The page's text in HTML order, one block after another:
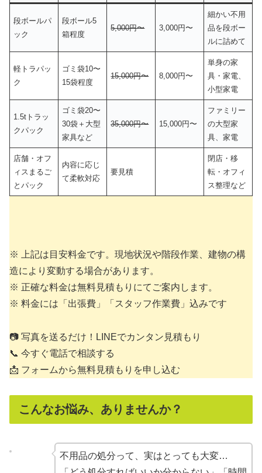
段ボールパ
ック
段ボール5
箱程度
5,000円〜 3,000円〜
細かい不用
品を段ボー
ルに詰めて
軽トラパッ
ク
ゴミ袋10〜
15袋程度
15,000円〜 8,000円〜
単身の家
具・家電、
小型家電
1.5tトラッ
クパック
ゴミ袋20〜
30袋＋大型
家具など
35,000円〜 15,000円〜
ファミリー
の大型家
具、家電
店舗・オフ
ィスまるご
とパック
内容に応じ
て柔軟対応
要見積
閉店・移
転・オフィ
ス整理など
※ 上記は目安料金です。現地状況や階段作業、建物の構
造により変動する場合があります。
※ 正確な料金は無料見積もりにてご案内します。
※ 料金には「出張費」「スタッフ作業費」込みです
📷 写真を送るだけ！LINEでカンタン見積もり
📞 今すぐ電話で相談する
📩 フォームから無料見積もりを申し込む
こんなお悩み、ありませんか？
不用品の処分って、実はとっても大変…